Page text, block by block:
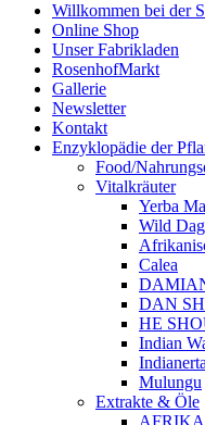
Willkommen bei der
Online Shop
Unser Fabrikladen
RosenhofMarkt
Gallerie
Newsletter
Kontakt
Enzyklopädie der
Food/
Vitalkräuter
Yerba
Wild
Calea
DAN
HE
Indian
Mulungu
Extrakte & Öle